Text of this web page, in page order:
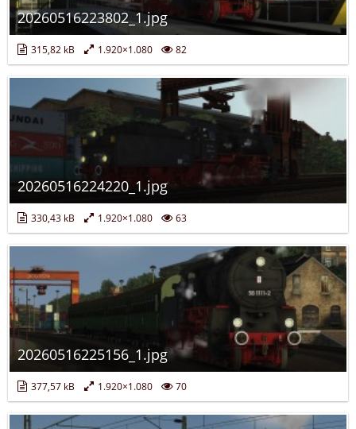
20260516223802_1.jpg
315,82 kB 1.920×1.080 82
20260516224220_1.jpg
330,43 kB 1.920×1.080 63
20260516225156_1.jpg
377,57 kB 1.920×1.080 70